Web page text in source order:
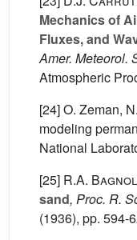
Mechanics of
Fluxes, and
Amer. Meteorol.
Atmospheric
[24] O. Zeman,
modeling
National
[25] R.A.
sand, Proc. R.
(1936), pp. 594-